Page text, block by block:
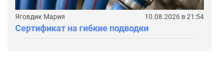
Яговдик Мария 10.08.2026 в 21:54
Сертификат на гибкие подводки